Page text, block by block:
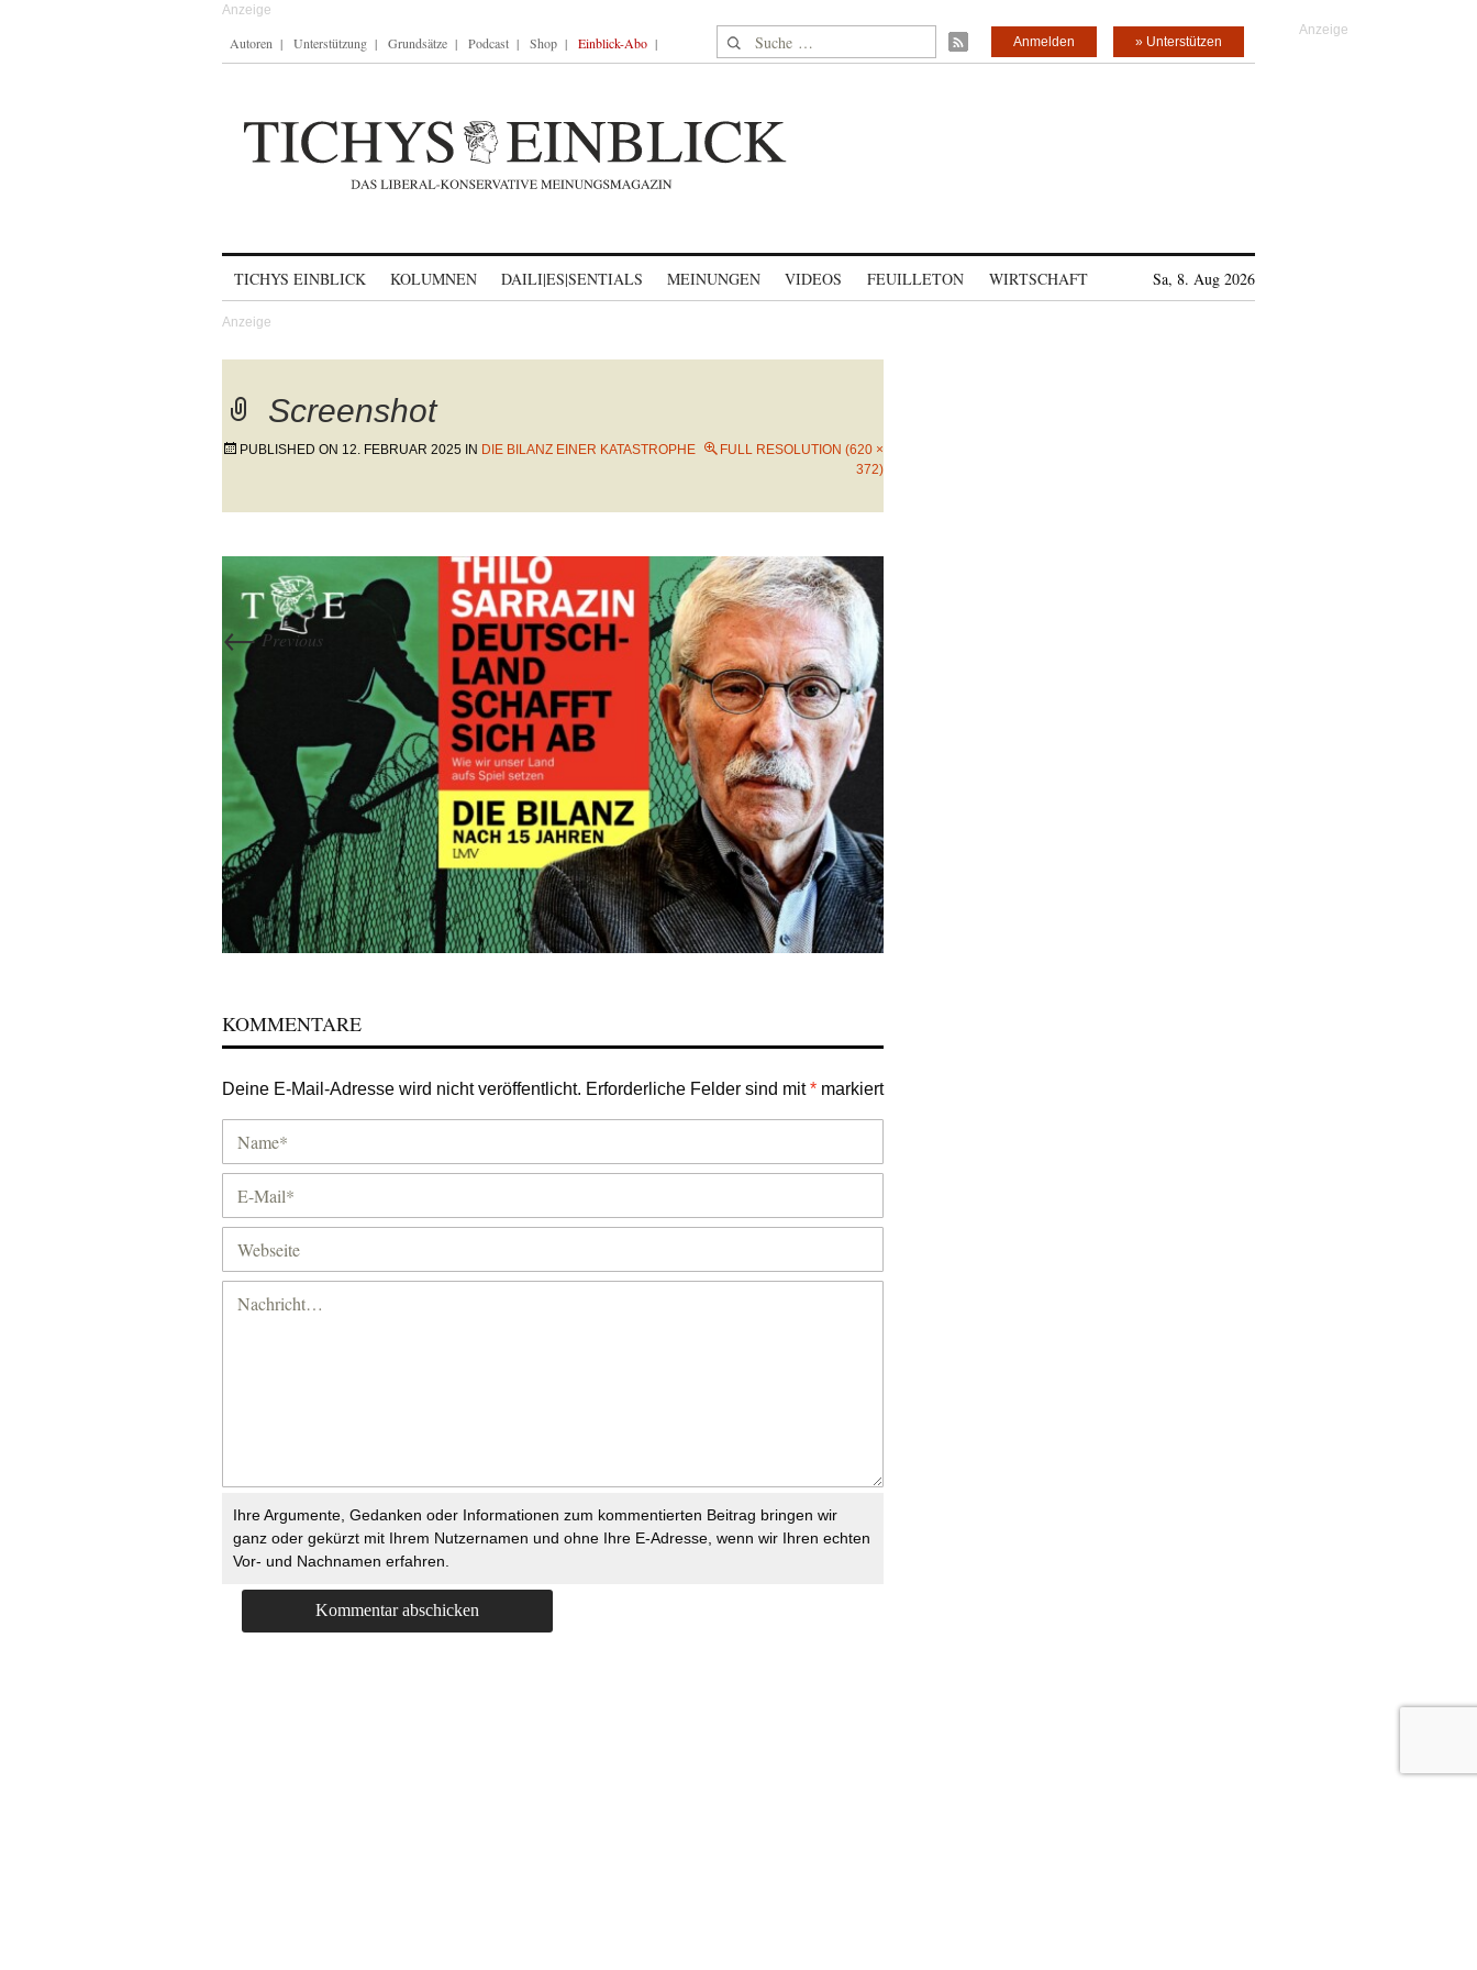
Autoren Unterstützung Grundsätze Podcast Shop Einblick-Abo Suche nach: » Unterstützen
Anmelden
TICHYS EINBLICK KOLUMNEN DAILI|ES|SENTIALS MEINUNGEN VIDEOS FEUILLETON WIRTSCHAFT Sa, 8. Aug 2026
Screenshot
PUBLISHED ON 12. FEBRUAR 2025 IN DIE BILANZ EINER KATASTROPHE
FULL RESOLUTION (620 ×
372)
←Previous
KOMMENTARE
Deine E-Mail-Adresse wird nicht veröffentlicht. Erforderliche Felder sind mit* markiert
Ihre Argumente, Gedanken oder Informationen zum kommentierten Beitrag bringen wir
ganz oder gekürzt mit Ihrem Nutzernamen und ohne Ihre E-Adresse, wenn wir Ihren echten
Vor- und Nachnamen erfahren.